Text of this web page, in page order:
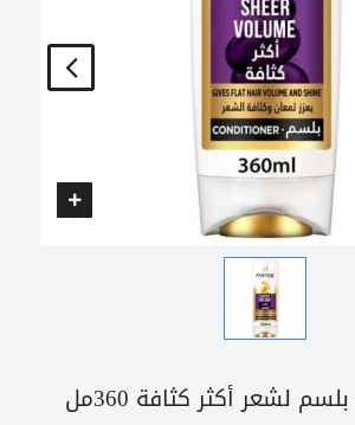
لشعر أكثر كثافة 360مل